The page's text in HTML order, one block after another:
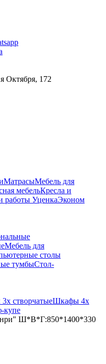
Октября, 172
МатраcыМебель для
мебельКресла и
работы УценкаЭконом
Мебель для
столы
тумбыСтол-
створчатыеШкафы 4х
купе
Ш*В*Г:850*1400*330